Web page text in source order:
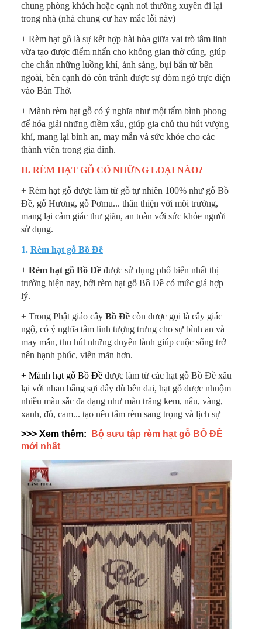
chung phòng khách hoặc cạnh nơi thường xuyên đi lại
trong nhà (nhà chung cư hay mắc lỗi này)
+ Rèm hạt gỗ là sự kết hợp hài hòa giữa vai trò tâm linh
vừa tạo được điểm nhấn cho không gian thờ cúng, giúp
che chắn những luồng khí, ánh sáng, bụi bẩn từ bên
ngoài, bên cạnh đó còn tránh được sự dòm ngó trực diện
vào Bàn Thờ.
+ Mành rèm hạt gỗ có ý nghĩa như một tấm bình phong
để hóa giải những điềm xấu, giúp gia chủ thu hút vượng
khí, mang lại bình an, may mắn và sức khỏe cho các
thành viên trong gia đình.
II. RÈM HẠT GỖ CÓ NHỮNG LOẠI NÀO?
+ Rèm hạt gỗ được làm từ gỗ tự nhiên 100% như gỗ Bồ
Đề, gỗ Hương, gỗ Pơmu... thân thiện với môi trường,
mang lại cảm giác thư giãn, an toàn với sức khỏe người
sử dụng.
1. Rèm hạt gỗ Bồ Đề
+ Rèm hạt gỗ Bồ Đề được sử dụng phổ biến nhất thị
trường hiện nay, bởi rèm hạt gỗ Bồ Đề có mức giá hợp
lý.
+ Trong Phật giáo cây Bồ Đề còn được gọi là cây giác
ngộ, có ý nghĩa tâm linh tượng trưng cho sự bình an và
may mắn, thu hút những duyên lành giúp cuộc sống trở
nên hạnh phúc, viên mãn hơn.
+ Mành hạt gỗ Bồ Đề được làm từ các hạt gỗ Bồ Đề xâu
lại với nhau bằng sợi dây dù bền dai, hạt gỗ được nhuộm
nhiều màu sắc đa dạng như màu trắng kem, nâu, vàng,
xanh, đỏ, cam... tạo nên tấm rèm sang trọng và lịch sự.
>>> Xem thêm:
Bộ sưu tập rèm hạt gỗ BỒ ĐỀ
mới nhất